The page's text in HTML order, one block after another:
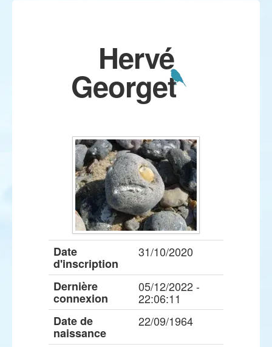
Hervé
Georget
Date
d'inscription
31/10/2020
Dernière
connexion
05/12/2022 -
22:06:11
Date de
naissance
22/09/1964